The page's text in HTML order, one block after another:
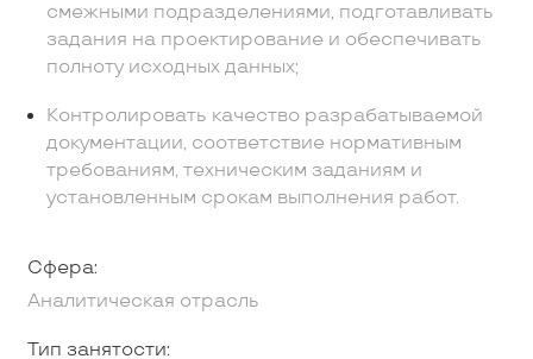
смежными подразделениями, подготавливать
задания на проектирование и обеспечивать
полноту исходных данных;
Контролировать качество разрабатываемой
документации, соответствие нормативным
требованиям, техническим заданиям и
установленным срокам выполнения работ.
Сфера:
Аналитическая отрасль
Тип занятости: